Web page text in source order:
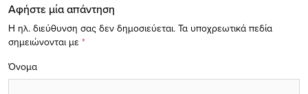
Αφήστε μία απάντηση
Η ηλ. διεύθυνση σας δεν δημοσιεύεται. Τα υποχρεωτικά πεδία
σημειώνονται με *
Όνομα